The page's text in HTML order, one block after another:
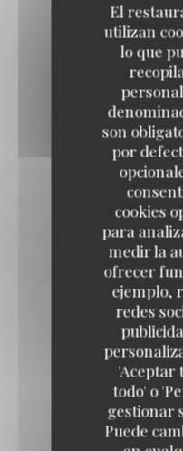
El
utilizan
lo que
son
por
cookies
para
medir la
ofrecer
ejemplo,
redes
'Aceptar
todo' o
gestionar
Puede